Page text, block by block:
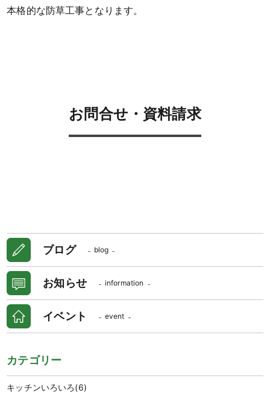
本格的な防草工事となります。
お問合せ・資料請求
ブログ blog
お知らせ information
イベント event
カテゴリー
キッチンいろいろ(6)